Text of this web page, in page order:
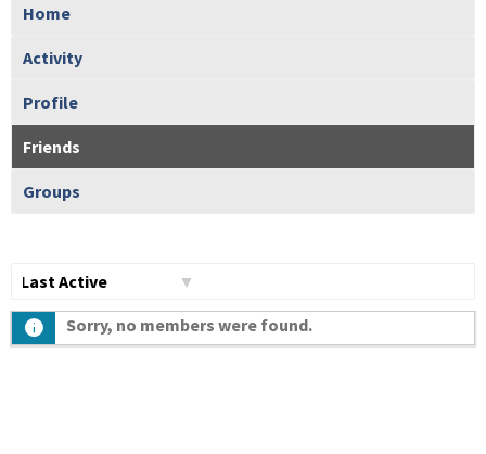
Home
Activity
Profile
Friends
Groups
Sorry, no members were found.